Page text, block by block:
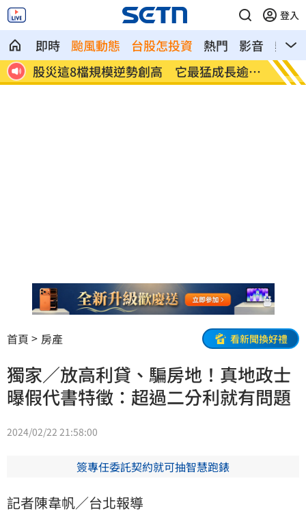
登入
即時 颱風動態 台股怎投資 熱門 影音
熱搜
爆掛表妹當小三！表姊擅貼IG下場慘了 半導
首頁 房產 看新聞換好禮
獨家／放高利貸、騙房地！真地政士
曝假代書特徵：超過二分利就有問題
2024/02/22 21:58:00
簽專任委託契約就可抽智慧跑錶
記者陳韋帆／台北報導